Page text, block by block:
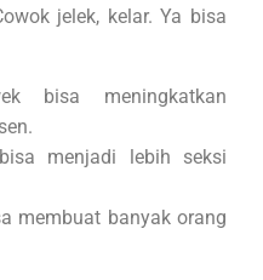
jelek, kelar. Ya bisa
bisa meningkatkan
menjadi lebih seksi
membuat banyak orang